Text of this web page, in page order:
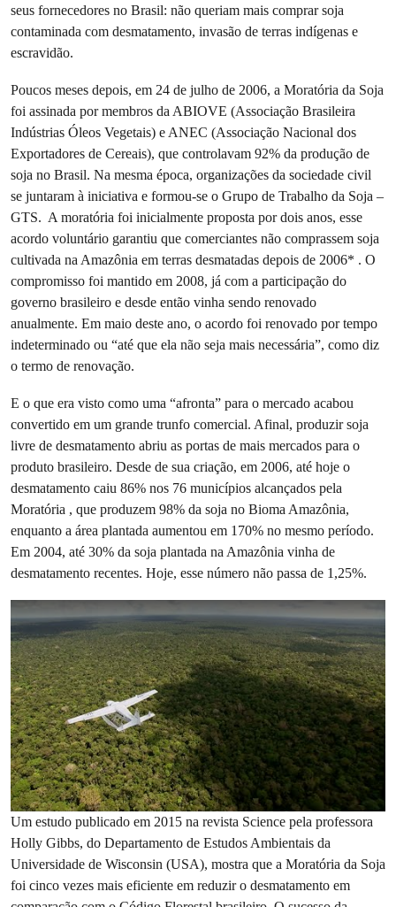
seus fornecedores no Brasil: não queriam mais comprar soja
contaminada com desmatamento, invasão de terras indígenas e
escravidão.
Poucos meses depois, em 24 de julho de 2006, a Moratória da Soja
foi assinada por membros da ABIOVE (Associação Brasileira
Indústrias Óleos Vegetais) e ANEC (Associação Nacional dos
Exportadores de Cereais), que controlavam 92% da produção de
soja no Brasil. Na mesma época, organizações da sociedade civil
se juntaram à iniciativa e formou-se o Grupo de Trabalho da Soja –
GTS. A moratória foi inicialmente proposta por dois anos, esse
acordo voluntário garantiu que comerciantes não comprassem soja
cultivada na Amazônia em terras desmatadas depois de 2006* . O
compromisso foi mantido em 2008, já com a participação do
governo brasileiro e desde então vinha sendo renovado
anualmente. Em maio deste ano, o acordo foi renovado por tempo
indeterminado ou “até que ela não seja mais necessária”, como diz
o termo de renovação.
E o que era visto como uma “afronta” para o mercado acabou
convertido em um grande trunfo comercial. Afinal, produzir soja
livre de desmatamento abriu as portas de mais mercados para o
produto brasileiro. Desde de sua criação, em 2006, até hoje o
desmatamento caiu 86% nos 76 municípios alcançados pela
Moratória , que produzem 98% da soja no Bioma Amazônia,
enquanto a área plantada aumentou em 170% no mesmo período.
Em 2004, até 30% da soja plantada na Amazônia vinha de
desmatamento recentes. Hoje, esse número não passa de 1,25%.
Um estudo publicado em 2015 na revista Science pela professora
Holly Gibbs, do Departamento de Estudos Ambientais da
Universidade de Wisconsin (USA), mostra que a Moratória da Soja
foi cinco vezes mais eficiente em reduzir o desmatamento em